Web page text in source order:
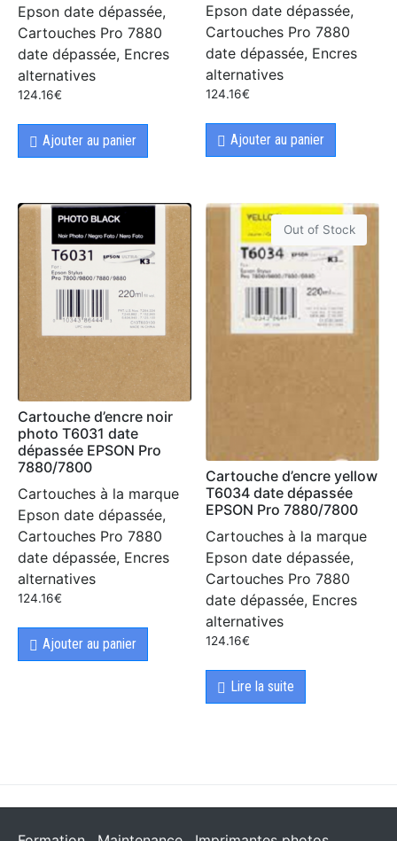
Epson date dépassée,
Cartouches Pro 7880
date dépassée, Encres
alternatives
124.16€
Ajouter au panier
Epson date dépassée,
Cartouches Pro 7880
date dépassée, Encres
alternatives
124.16€
Ajouter au panier
Cartouche d’encre noir
photo T6031 date
dépassée EPSON Pro
7880/7800
Cartouches à la marque
Epson date dépassée,
Cartouches Pro 7880
date dépassée, Encres
alternatives
124.16€
Ajouter au panier
Out of Stock
Cartouche d’encre yellow
T6034 date dépassée
EPSON Pro 7880/7800
Cartouches à la marque
Epson date dépassée,
Cartouches Pro 7880
date dépassée, Encres
alternatives
124.16€
Lire la suite